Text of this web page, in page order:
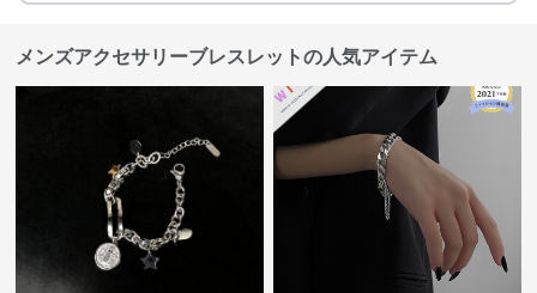
メンズアクセサリーブレスレットの人気アイテム